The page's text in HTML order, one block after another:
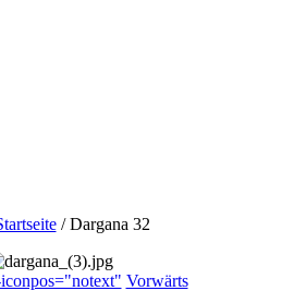
/Dargana 32
Vorwärts